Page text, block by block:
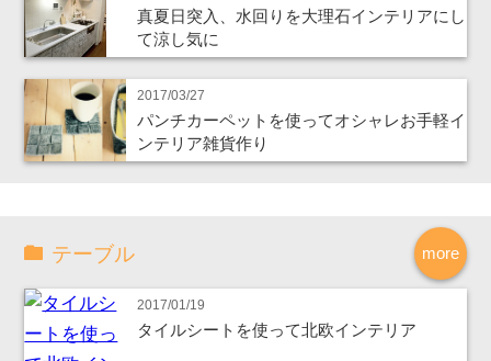
真夏日突入、水回りを大理石インテリアにし
て涼し気に
2017/03/27
パンチカーペットを使ってオシャレお手軽イ
ンテリア雑貨作り
more
テーブル
2017/01/19
タイルシートを使って北欧インテリア